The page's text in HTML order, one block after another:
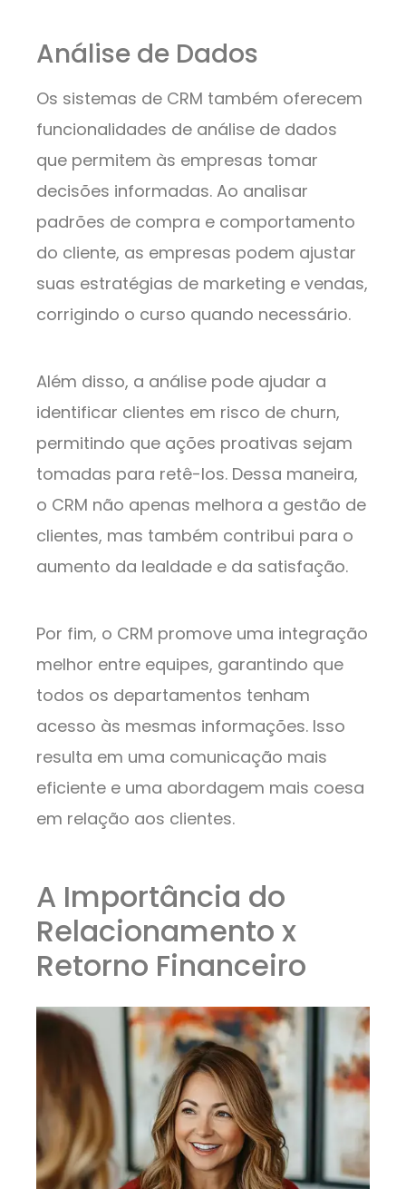
Análise de Dados
Os sistemas de CRM também oferecem
funcionalidades de análise de dados
que permitem às empresas tomar
decisões informadas. Ao analisar
padrões de compra e comportamento
do cliente, as empresas podem ajustar
suas estratégias de marketing e vendas,
corrigindo o curso quando necessário.
Além disso, a análise pode ajudar a
identificar clientes em risco de churn,
permitindo que ações proativas sejam
tomadas para retê-los. Dessa maneira,
o CRM não apenas melhora a gestão de
clientes, mas também contribui para o
aumento da lealdade e da satisfação.
Por fim, o CRM promove uma integração
melhor entre equipes, garantindo que
todos os departamentos tenham
acesso às mesmas informações. Isso
resulta em uma comunicação mais
eficiente e uma abordagem mais coesa
em relação aos clientes.
A Importância do
Relacionamento x
Retorno Financeiro